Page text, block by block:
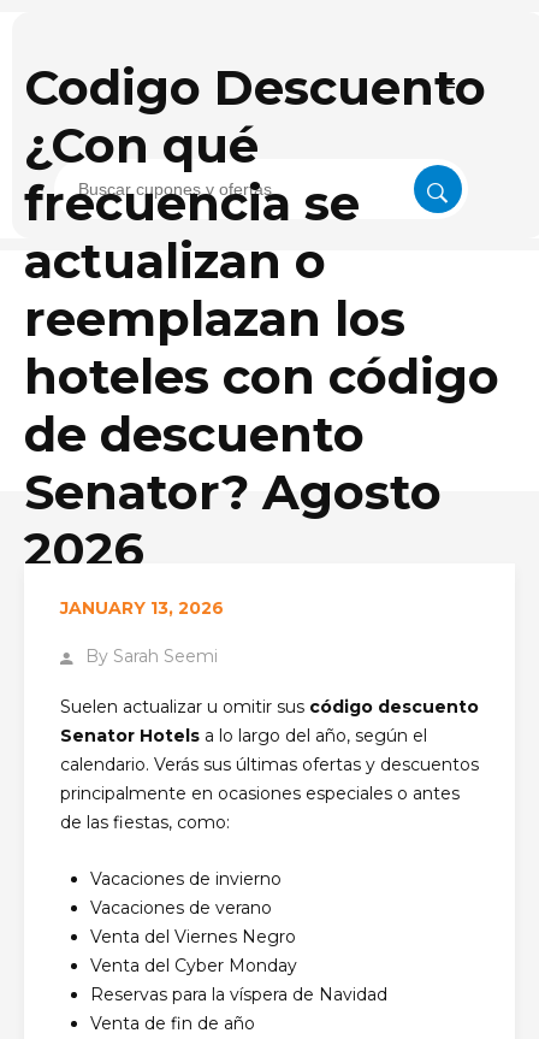
Codigo Descuento
¿Con qué
frecuencia se
actualizan o
reemplazan los
hoteles con código
de descuento
Senator? Agosto
2026
PÁGINA PRINCIPAL
HOTELES CON CÓDIGO DE DESCUENTO SENATOR?
JANUARY 13, 2026
By Sarah Seemi
Suelen actualizar u omitir sus código descuento
Senator Hotels a lo largo del año, según el
calendario. Verás sus últimas ofertas y descuentos
principalmente en ocasiones especiales o antes
de las fiestas, como:
Vacaciones de invierno
Vacaciones de verano
Venta del Viernes Negro
Venta del Cyber ​​Monday
Reservas para la víspera de Navidad
Venta de fin de año